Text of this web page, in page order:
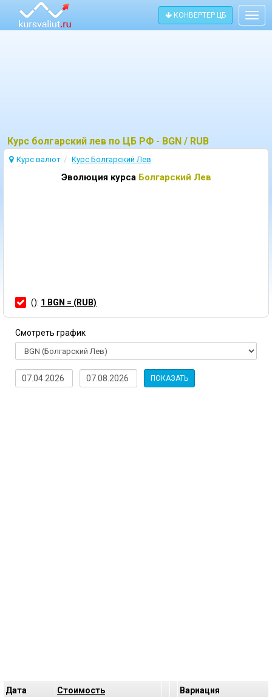
КОНВЕРТЕР ЦБ
Курс болгарский лев по ЦБ РФ - BGN / RUB
Курс валют Kурс Болгарский Лев
Эволюция курса Болгарский Лев
(): 1 BGN = (RUB)
Смотреть график
ПОКАЗАТЬ
Дата Cтоимость Bариация